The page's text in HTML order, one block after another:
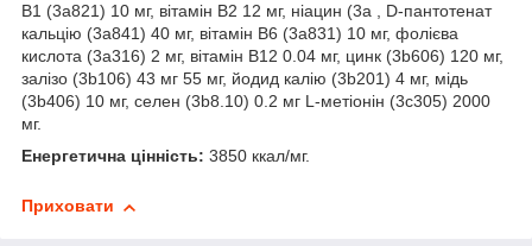
B1 (3a821) 10 мг, вітамін B2 12 мг, ніацин (3a , D-пантотенат
кальцію (3a841) 40 мг, вітамін B6 (3a831) 10 мг, фолієва
кислота (3a316) 2 мг, вітамін B12 0.04 мг, цинк (3b606) 120 мг,
залізо (3b106) 43 мг 55 мг, йодид калію (3b201) 4 мг, мідь
(3b406) 10 мг, селен (3b8.10) 0.2 мг L-метіонін (3c305) 2000
мг.
Енергетична цінність: 3850 ккал/мг.
Приховати